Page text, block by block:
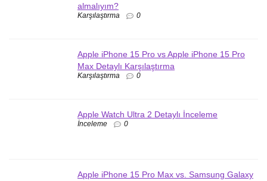
almalıyım?
Karşılaştırma 0
Apple iPhone 15 Pro vs Apple iPhone 15 Pro
Max Detaylı Karşılaştırma
Karşılaştırma 0
Apple Watch Ultra 2 Detaylı İnceleme
İnceleme 0
Apple iPhone 15 Pro Max vs. Samsung Galaxy